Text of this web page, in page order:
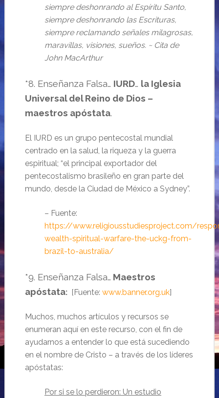
siempre deshonrando al Espíritu Santo,
siempre deshonrando las Escrituras,
siempre reclamando señales milagrosas,
maravillas, visiones, sueños. ~ Cita de
John MacArthur
*8. Enseñanza Falsa… IURD… la Iglesia
Universal del Reino de Dios –
maestros apóstata.
El IURD es un grupo pentecostal mundial
centrado en la salud, la riqueza y la guerra
espiritual; “el principal exportador del
pentecostalismo brasileño en gran parte del
mundo, desde la Ciudad de México a Sydney”.
– Fuente:
https://www.religiousstudiesproject.com/
wealth-spiritual-warfare-the-uckg-from-
brazil-to-australia/
*9. Enseñanza Falsa… Maestros
apóstata:[Fuente: www.banner.org.uk]
Muchos, muchos artículos y recursos se
enumeran aquí en este recurso, con el fin de
ayudarnos a entender lo que está sucediendo
en el nombre de Cristo – a través de los líderes
apóstatas:
Por si se lo perdieron: Un estudio